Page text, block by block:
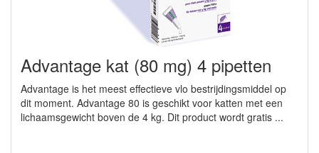
Advantage kat (80 mg) 4 pipetten
Advantage is het meest effectieve vlo bestrijdingsmiddel op
dit moment. Advantage 80 is geschikt voor katten met een
lichaamsgewicht boven de 4 kg. Dit product wordt gratis ...